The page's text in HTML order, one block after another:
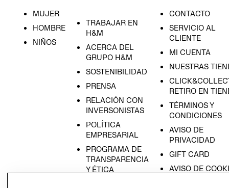
MUJER
HOMBRE
NIÑOS
TRABAJAR EN
H&M
ACERCA DEL
GRUPO H&M
SOSTENIBILIDAD
PRENSA
RELACIÓN CON
INVERSONISTAS
POLÍTICA
EMPRESARIAL
PROGRAMA DE
TRANSPARENCIA
Y ÉTICA
CONTACTO
SERVICIO AL
CLIENTE
MI CUENTA
NUESTRAS
RETIRO EN
TÉRMINOS Y
CONDICIONES
AVISO DE
PRIVACIDAD
GIFT CARD
AVISO DE